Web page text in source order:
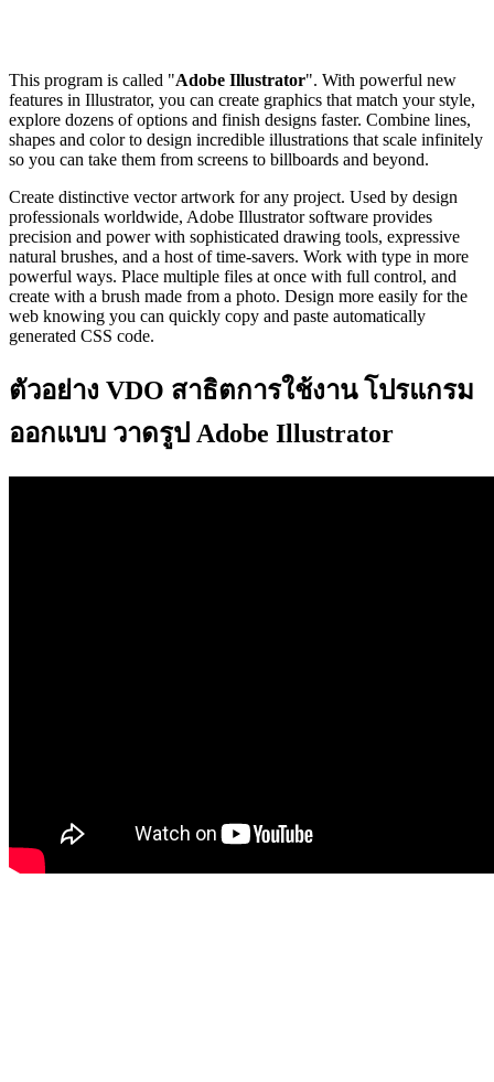
This program is called "Adobe Illustrator". With powerful new
features in Illustrator, you can create graphics that match your style,
explore dozens of options and finish designs faster. Combine lines,
shapes and color to design incredible illustrations that scale infinitely
so you can take them from screens to billboards and beyond.
Create distinctive vector artwork for any project. Used by design
professionals worldwide, Adobe Illustrator software provides
precision and power with sophisticated drawing tools, expressive
natural brushes, and a host of time-savers. Work with type in more
powerful ways. Place multiple files at once with full control, and
create with a brush made from a photo. Design more easily for the
web knowing you can quickly copy and paste automatically
generated CSS code.
ตัวอย่าง VDO สาธิตการใช้งาน โปรแกรม
ออกแบบ วาดรูป Adobe Illustrator